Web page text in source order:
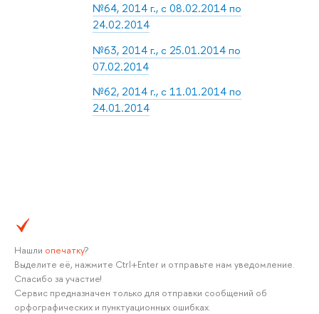
№64, 2014 г., с 08.02.2014 по
24.02.2014
№63, 2014 г., с 25.01.2014 по
07.02.2014
№62, 2014 г., с 11.01.2014 по
24.01.2014
Нашли опечатку?
Выделите её, нажмите Ctrl+Enter и отправьте нам уведомление.
Спасибо за участие!
Сервис предназначен только для отправки сообщений об
орфографических и пунктуационных ошибках.